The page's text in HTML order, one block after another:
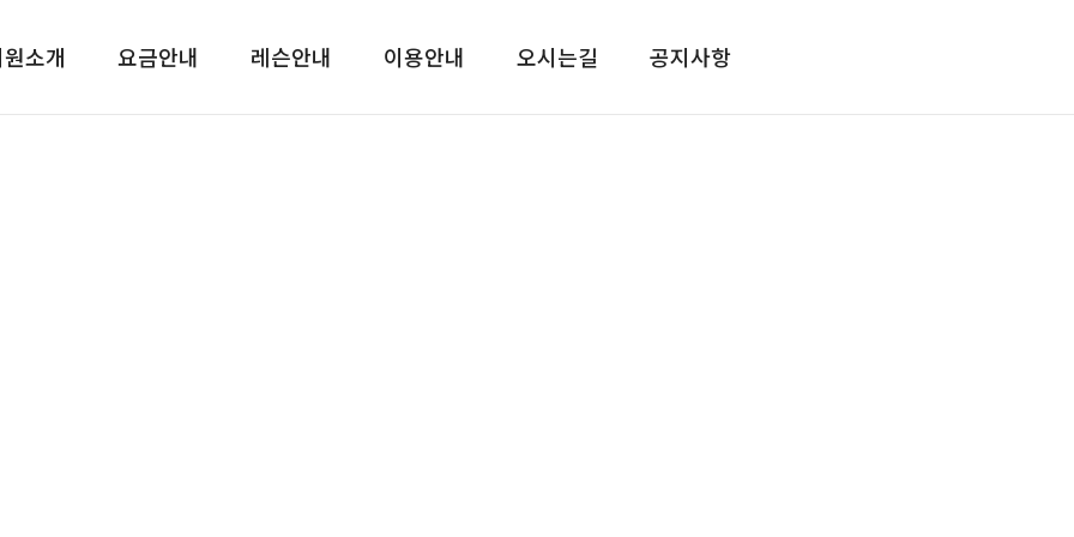
소개 요금안내 레슨안내 이용안내 오시는길 공지사항